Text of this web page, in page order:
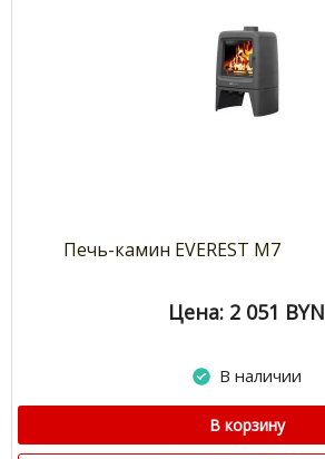
Печь-камин EVEREST М7
Цена: 2 051 BYN
В наличии
В корзину